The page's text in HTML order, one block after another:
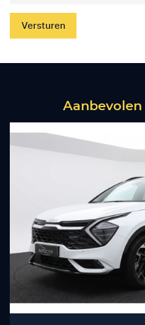
Versturen
Aanbevolen